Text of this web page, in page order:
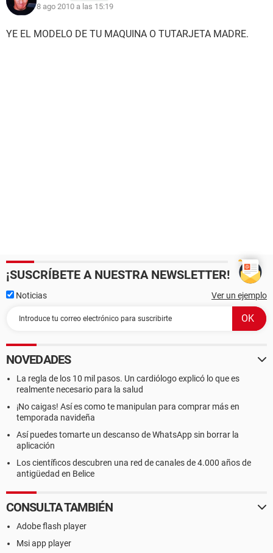
8 ago 2010 a las 15:19
YE EL MODELO DE TU MAQUINA O TUTARJETA MADRE.
¡SUSCRÍBETE A NUESTRA NEWSLETTER!
Noticias Ver un ejemplo
NOVEDADES
La regla de los 10 mil pasos. Un cardiólogo explicó lo que es
realmente necesario para la salud
¡No caigas! Así es como te manipulan para comprar más en
temporada navideña
Así puedes tomarte un descanso de WhatsApp sin borrar la
aplicación
Los científicos descubren una red de canales de 4.000 años de
antigüedad en Belice
CONSULTA TAMBIÉN
Adobe flash player
Msi app player